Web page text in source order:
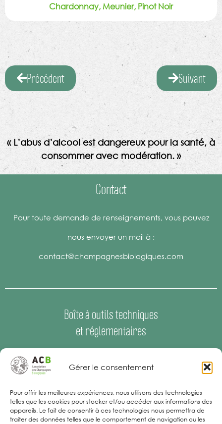
Gérer le consentement
Pour offrir les meilleures expériences, nous utilisons des technologies
telles que les cookies pour stocker et/ou accéder aux informations des
appareils. Le fait de consentir à ces technologies nous permettra de
traiter des données telles que le comportement de navigation ou les
Chardonnay, Meunier, Pinot Noir
Précédent Suivant
« L’abus d’alcool est dangereux pour la santé, à
consommer avec modération. »
Contact
Pour toute demande de renseignements, vous pouvez
nous envoyer un mail à :
contact@champagnesbiologiques.com
Boîte à outils techniques
et réglementaires
Espace Presse